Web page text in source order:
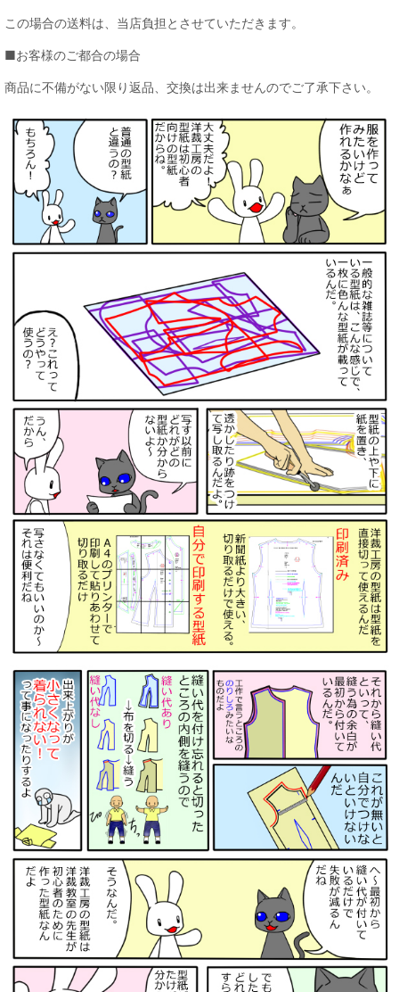
この場合の送料は、当店負担とさせていただきます。
■お客様のご都合の場合
商品に不備がない限り返品、交換は出来ませんのでご了承下さい。